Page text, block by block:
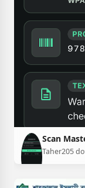
Scan
Taher205